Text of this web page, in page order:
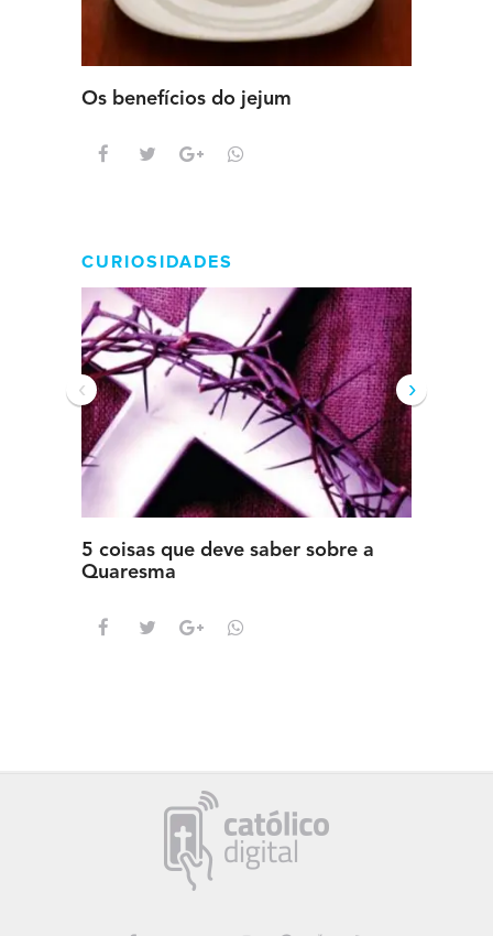
Os benefícios do jejum
CURIOSIDADES
5 coisas que deve saber sobre a
Quaresma
‹ ›